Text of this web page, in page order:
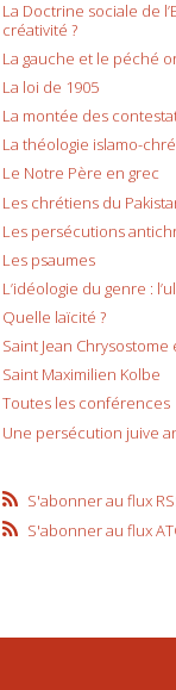
La Doctrine sociale de
créativité ?
La gauche et le péché
La loi de 1905
La montée des
La théologie islamo-
Le Notre Père en grec
Les chrétiens du
Les persécutions
Les psaumes
L’idéologie du genre :
Quelle laïcité ?
Saint Jean
Saint Maximilien Kolbe
Toutes les conférences
Une persécution juive
S'abonner au flux
S'abonner au flux